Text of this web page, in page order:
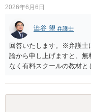
2026年6月6日
澁谷 望 弁護士
回答いたします。※弁護士
論から申し上げますと、
なく有料スクールの教材
といって使用してよい訳
と。）。無料サイトで公
め、これを無断で複製し